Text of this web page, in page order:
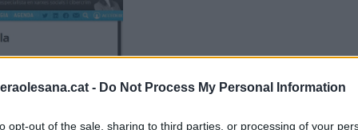
- Do Not Process My Personal Information
opt-out of the sale, sharing to third parties, or processing of your